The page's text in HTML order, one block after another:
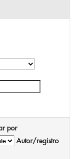
por
Autor/registro